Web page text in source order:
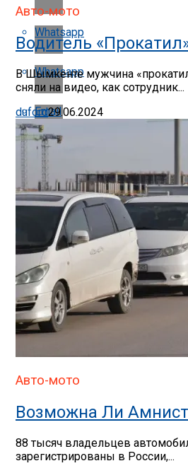
Whatsapp
Whatsapp
Email
Авто-мото
Водитель
В Шымкенте мужчина
сняли на видео, как сотрудник...
duford29.06.2024
Авто-мото
Возможна Ли
88 тысяч владельцев
зарегистрированы в России,...